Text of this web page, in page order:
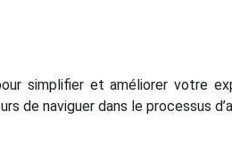
simplifier et améliorer votre
de naviguer dans le processus